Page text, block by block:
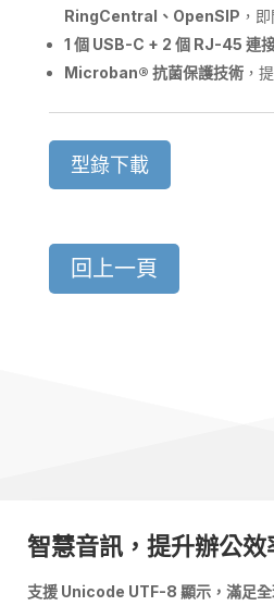
RingCentral 、 OpenSIP ，
1 個 USB-C + 2 個 RJ-45 連
Microban® 抗菌保護技術，
型錄下載
回上一頁
智慧音訊，提升辦公效
支援 Unicode UTF-8 顯示，滿足